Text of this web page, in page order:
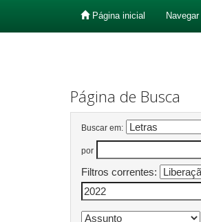
Página inicial Navegar
Página de Busca
Buscar em:
por
Filtros correntes: